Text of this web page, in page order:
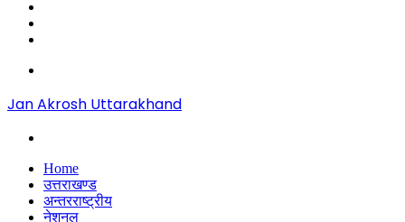
Jan Akrosh Uttarakhand
Home
उत्तराखण्ड
अन्तरराष्ट्रीय
नेशनल